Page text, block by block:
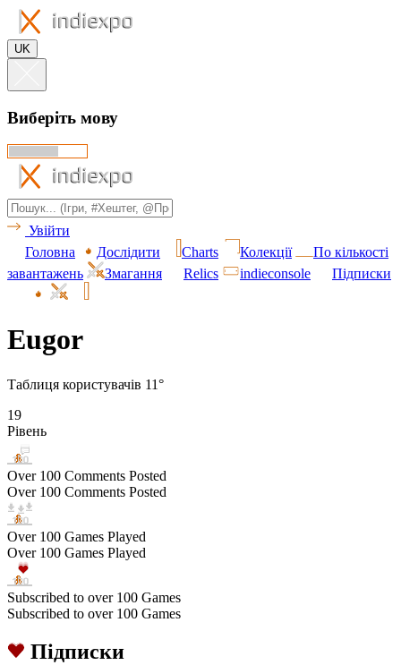
UK
Виберіть мову
Увійти
Головна
Дослідити Charts Колекції
По кількості
завантажень
Змагання Relics indieconsole Підписки
Eugor
Таблиця користувачів 11°
19
Рівень
Over 100 Comments Posted
Over 100 Comments Posted
Over 100 Games Played
Over 100 Games Played
Subscribed to over 100 Games
Subscribed to over 100 Games
Підписки